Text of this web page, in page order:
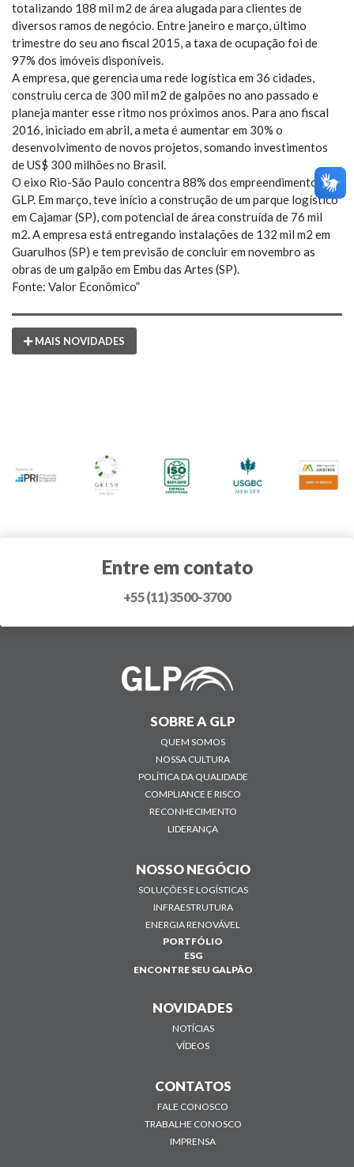
totalizando 188 mil m2 de área alugada para clientes de
diversos ramos de negócio. Entre janeiro e março, último
trimestre do seu ano fiscal 2015, a taxa de ocupação foi de
97% dos imóveis disponíveis.
A empresa, que gerencia uma rede logística em 36 cidades,
construiu cerca de 300 mil m2 de galpões no ano passado e
planeja manter esse ritmo nos próximos anos. Para ano fiscal
2016, iniciado em abril, a meta é aumentar em 30% o
desenvolvimento de novos projetos, somando investimentos
de US$ 300 milhões no Brasil.
O eixo Rio-São Paulo concentra 88% dos empreendimentos da
GLP. Em março, teve início a construção de um parque logístico
em Cajamar (SP), com potencial de área construída de 76 mil
m2. A empresa está entregando instalações de 132 mil m2 em
Guarulhos (SP) e tem previsão de concluir em novembro as
obras de um galpão em Embu das Artes (SP).
Fonte: Valor Econômico”
MAIS NOVIDADES
Entre em contato
+55 (11) 3500-3700
SOBRE A GLP
QUEM SOMOS
NOSSA CULTURA
POLÍTICA DA QUALIDADE
COMPLIANCE E RISCO
RECONHECIMENTO
LIDERANÇA
NOSSO NEGÓCIO
SOLUÇÕES E LOGÍSTICAS
INFRAESTRUTURA
ENERGIA RENOVÁVEL
PORTFÓLIO
ESG
ENCONTRE SEU GALPÃO
NOVIDADES
NOTÍCIAS
VÍDEOS
CONTATOS
FALE CONOSCO
TRABALHE CONOSCO
IMPRENSA